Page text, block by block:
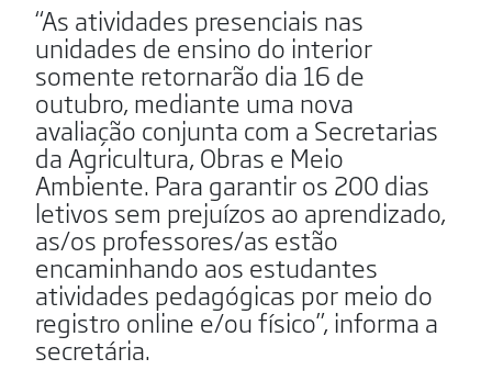
“As atividades presenciais nas
unidades de ensino do interior
somente retornarão dia 16 de
outubro, mediante uma nova
avaliação conjunta com a Secretarias
da Agricultura, Obras e Meio
Ambiente. Para garantir os 200 dias
letivos sem prejuízos ao aprendizado,
as/os professores/as estão
encaminhando aos estudantes
atividades pedagógicas por meio do
registro online e/ou físico”, informa a
secretária.